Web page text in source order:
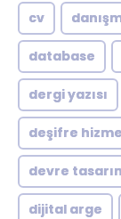
cv
database
dergi yazısı
deşifre
devre
dijital arge